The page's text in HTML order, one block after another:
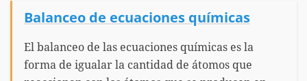
Balanceo de ecuaciones químicas
El balanceo de las ecuaciones químicas es la
forma de igualar la cantidad de átomos que